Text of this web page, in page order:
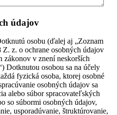
údajov
osobu (ďalej aj „Zoznam
z. o ochrane osobných údajov
zákonov v znení neskorších
Dotknutou osobou sa na účely
fyzická osoba, ktorej osobné
osobných údajov sa
alebo súbor spracovateľských
so súbormi osobných údajov,
usporadúvanie, štruktúrovanie,